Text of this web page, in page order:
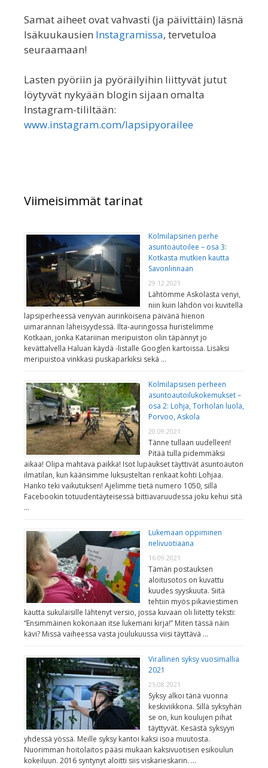
Samat aiheet ovat vahvasti (ja päivittäin) läsnä
Isäkuukausien Instagramissa, tervetuloa
seuraamaan!
Lasten pyöriin ja pyöräilyihin liittyvät jutut
löytyvät nykyään blogin sijaan omalta
Instagram-tililtään:
www.instagram.com/lapsipyorailee
Viimeisimmät tarinat
Kolmilapsinen perhe
asuntoautoilee – osa 3:
Kotkasta mutkien kautta
Savonlinnaan
29.12.2021
Lähtömme Askolasta venyi,
niin kuin lähdön voi kuvitella
lapsiperheessä venyvän aurinkoisena päivänä hienon
uimarannan läheisyydessä. Ilta-auringossa huristelimme
Kotkaan, jonka Katariinan meripuiston olin täpännyt jo
kevättalvella Haluan käydä -listalle Googlen kartoissa. Lisäksi
meripuistoa vinkkasi puskaparkiksi sekä …
Kolmilapsisen perheen
asuntoautoilukokemukset –
osa 2: Lohja, Torholan luola,
Porvoo, Askola
20.09.2021
Tänne tullaan uudelleen!
Pitää tulla pidemmäksi
aikaa! Olipa mahtava paikka! Isot lupaukset täyttivät asuntoauton
ilmatilan, kun käänsimme luksusteltan renkaat kohti Lohjaa.
Hanko teki vaikutuksen! Ajelimme tietä numero 1050, sillä
Facebookin totuudentäyteisessä bittiavaruudessa joku kehui sitä
…
Lukemaan oppiminen
nelivuotiaana
16.09.2021
Tämän postauksen
aloitusotos on kuvattu
kuudes syyskuuta. Siitä
tehtiin myös pikaviestimen
kautta sukulaisille lähtenyt versio, jossa kuvaan oli liitetty teksti:
“Ensimmäinen kokonaan itse lukemani kirja!” Miten tässä näin
kävi? Missä vaiheessa vasta joulukuussa viisi täyttävä …
Virallinen syksy vuosimallia
2021
25.08.2021
Syksy alkoi tänä vuonna
keskiviikkona. Sillä syksyhän
se on, kun koulujen pihat
täyttyvät. Kesästä syksyyn
yhdessä yössä. Meille syksy kantoi kaksi isoa muutosta.
Nuorimman hoitolaitos pääsi mukaan kaksivuotisen esikoulun
kokeiluun. 2016 syntynyt aloitti siis viskarieskarin. …